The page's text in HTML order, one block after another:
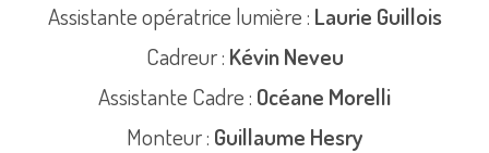
Assistante opératrice lumière : Laurie Guillois
Cadreur : Kévin Neveu
Assistante Cadre : Océane Morelli
Monteur : Guillaume Hesry